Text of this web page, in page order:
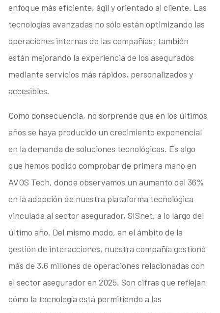
enfoque más eficiente, ágil y orientado al cliente. Las
tecnologías avanzadas no sólo están optimizando las
operaciones internas de las compañías; también
están mejorando la experiencia de los asegurados
mediante servicios más rápidos, personalizados y
accesibles.
Como consecuencia, no sorprende que en los últimos
años se haya producido un crecimiento exponencial
en la demanda de soluciones tecnológicas. Es algo
que hemos podido comprobar de primera mano en
AVOS Tech, donde observamos un aumento del 36%
en la adopción de nuestra plataforma tecnológica
vinculada al sector asegurador, SISnet, a lo largo del
último año. Del mismo modo, en el ámbito de la
gestión de interacciones, nuestra compañía gestionó
más de 3,6 millones de operaciones relacionadas con
el sector asegurador en 2025. Son cifras que reflejan
cómo la tecnología está permitiendo a las